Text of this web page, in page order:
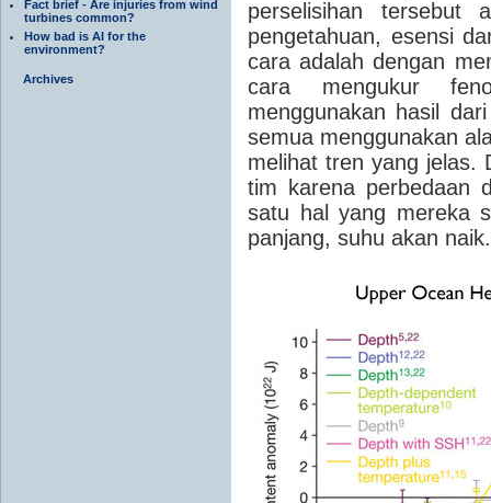
Fact brief - Are injuries from wind
turbines common?
How bad is AI for the
environment?
Archives
perselisihan tersebut
pengetahuan, esensi
cara adalah dengan
cara mengukur
menggunakan hasil
semua menggunakan
melihat tren yang jelas.
tim karena perbedaan
satu hal yang mereka
panjang, suhu akan naik.